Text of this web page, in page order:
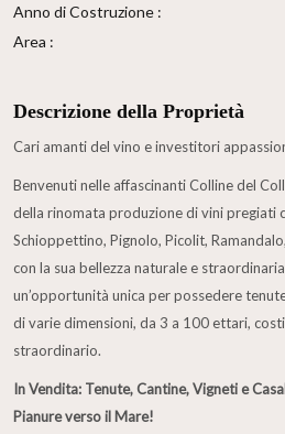
Anno di Costruzione :
Area :
Descrizione della Proprietà
Cari amanti del vino e investitori
Benvenuti nelle affascinanti Colline del
della rinomata produzione di vini pregiati
Schioppettino, Pignolo, Picolit,
con la sua bellezza naturale e
un’opportunità unica per possedere
di varie dimensioni, da 3 a 100 ettari,
straordinario.
In Vendita: Tenute, Cantine, Vigneti e
Pianure verso il Mare!